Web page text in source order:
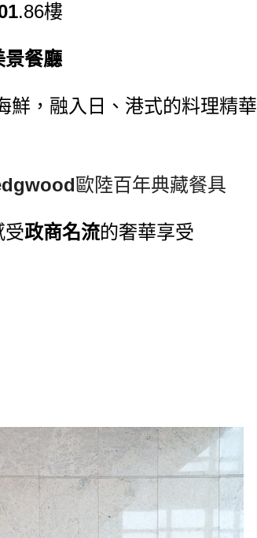
.86樓
景餐廳
鮮，融入日、港式的料理精華
歐陸百年典藏餐具
受政商名流的奢華享受